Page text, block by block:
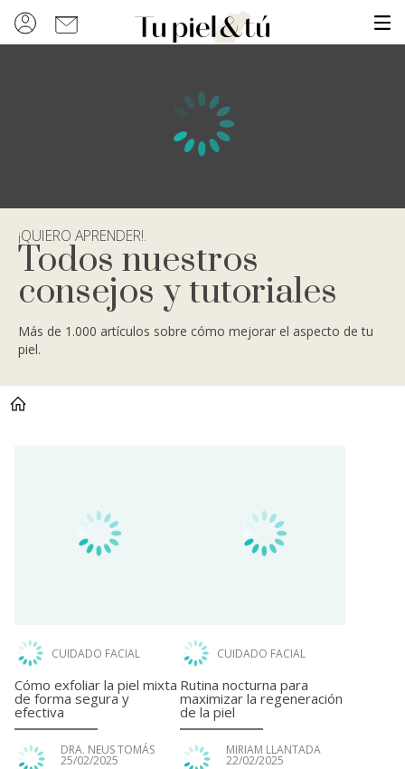
¡QUIERO APRENDER!.
Todos nuestros
consejos y tutoriales
Más de 1.000 artículos sobre cómo mejorar el aspecto de tu
piel.
CUIDADO FACIAL
Cómo exfoliar la piel mixta
de forma segura y
efectiva
DRA. NEUS TOMÁS
25/02/2025
CUIDADO FACIAL
Rutina nocturna para
maximizar la regeneración
de la piel
MIRIAM LLANTADA
22/02/2025